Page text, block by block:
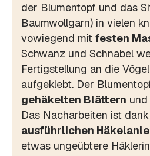
der Blumentopf und das
Baumwollgarn) in vielen
vowiegend mit festen
Schwanz und Schnabel
Fertigstellung an die
aufgeklebt. Der
gehäkelten Blättern und
Das Nacharbeiten ist
ausführlichen
etwas ungeübtere